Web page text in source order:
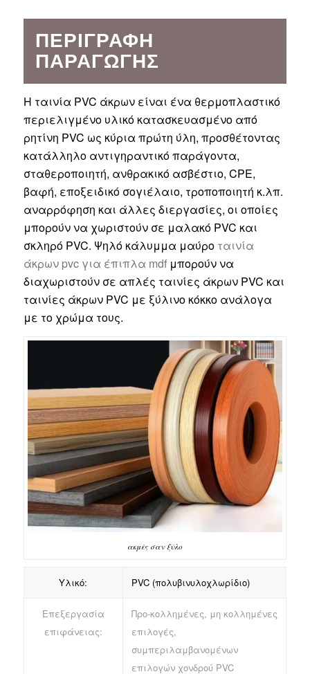
ΠΕΡΙΓΡΑΦΉ
ΠΑΡΑΓΩΓΉΣ
Η ταινία PVC άκρων είναι ένα θερμοπλαστικό
περιελιγμένο υλικό κατασκευασμένο από
ρητίνη PVC ως κύρια πρώτη ύλη, προσθέτοντας
κατάλληλο αντιγηραντικό παράγοντα,
σταθεροποιητή, ανθρακικό ασβέστιο, CPE,
βαφή, εποξειδικό σογιέλαιο, τροποποιητή κ.λπ.
αναρρόφηση και άλλες διεργασίες, οι οποίες
μπορούν να χωριστούν σε μαλακό PVC και
σκληρό PVC. Ψηλό κάλυμμα μαύρο ταινία
άκρων pvc για έπιπλα mdfμπορούν να
διαχωριστούν σε απλές ταινίες άκρων PVC και
ταινίες άκρων PVC με ξύλινο κόκκο ανάλογα
με το χρώμα τους.
ακμές σαν ξύλο
Υλικό: PVC (πολυβινυλοχλωρίδιο)
Επεξεργασία
επιφάνειας:
Προ-κολλημένες, μη κολλημένες
επιλογές,
συμπεριλαμβανομένων
επιλογών χονδρού PVC